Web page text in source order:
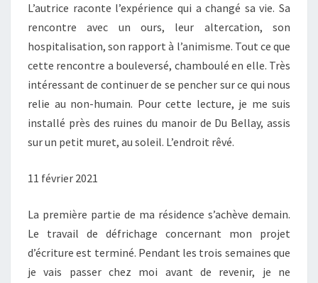
L’autrice raconte l’expérience qui a changé sa vie. Sa
rencontre avec un ours, leur altercation, son
hospitalisation, son rapport à l’animisme. Tout ce que
cette rencontre a bouleversé, chamboulé en elle. Très
intéressant de continuer de se pencher sur ce qui nous
relie au non-humain. Pour cette lecture, je me suis
installé près des ruines du manoir de Du Bellay, assis
sur un petit muret, au soleil. L’endroit rêvé.
11 février 2021
La première partie de ma résidence s’achève demain.
Le travail de défrichage concernant mon projet
d’écriture est terminé. Pendant les trois semaines que
je vais passer chez moi avant de revenir, je ne